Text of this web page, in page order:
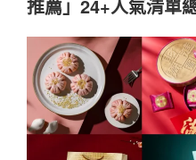
5
台
灣
伴
手
禮
推薦」24+人氣清單